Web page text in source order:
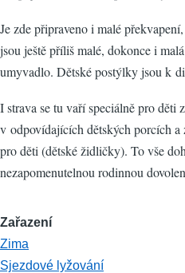
Je zde připraveno i malé
jsou ještě příliš malé, dokonce i
umyvadlo. Dětské postýlky jsou k
I strava se tu vaří speciálně pro děti
v odpovídajících dětských porcích
pro děti (dětské židličky). To vše
nezapomenutelnou rodinnou
Zařazení
Zima
Sjezdové lyžování